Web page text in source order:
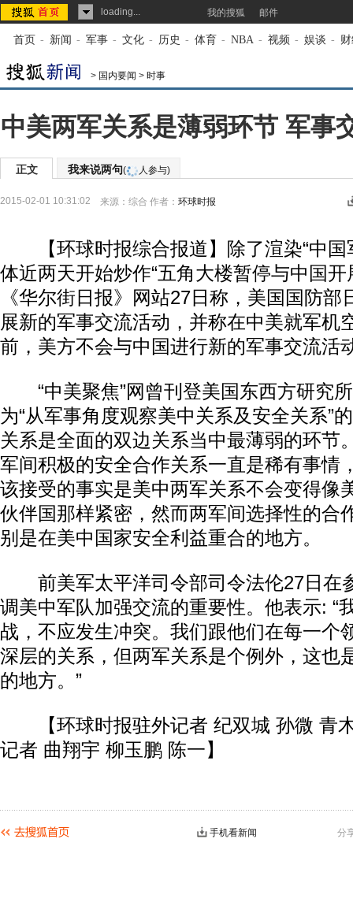
loading... 我的搜狐 邮件
首页 - 新闻 - 军事 - 文化 - 历史 - 体育 - NBA - 视频 - 娱谈 -
> 国内要闻 > 时事
中美两军关系是薄弱环节 军事
正文 我来说两句( 人参与)
2015-02-01 10:31:02 来源： 综合 作者： 环球时报
【环球时报综合报道】除了渲染“中国
体近两天开始炒作“五角大楼暂停与中国开
《华尔街日报》网站27日称，美国国防
展新的军事交流活动，并称在中美就军机
前，美方不会与中国进行新的军事交流活
“中美聚焦”网曾刊登美国东西方研究
为“从军事角度观察美中关系及安全关系”
关系是全面的双边关系当中最薄弱的环节
军间积极的安全合作关系一直是稀有事情
该接受的事实是美中两军关系不会变得像
伙伴国那样紧密，然而两军间选择性的合
别是在美中国家安全利益重合的地方。
前美军太平洋司令部司令法伦27日在
调美中军队加强交流的重要性。他表示: “
战，不应发生冲突。我们跟他们在每一个
深层的关系，但两军关系是个例外，这也
的地方。”
【环球时报驻外记者 纪双城 孙微 青
记者 曲翔宇 柳玉鹏 陈一】
分
手机看新闻